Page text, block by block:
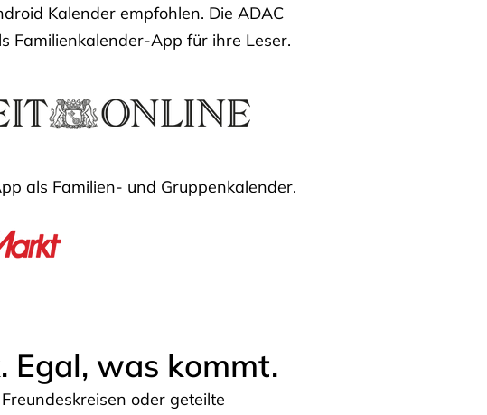
Kalender empfohlen. Die ADAC
Familienkalender-App für ihre Leser.
als Familien- und Gruppenkalender.
Egal, was kommt.
oder geteilte